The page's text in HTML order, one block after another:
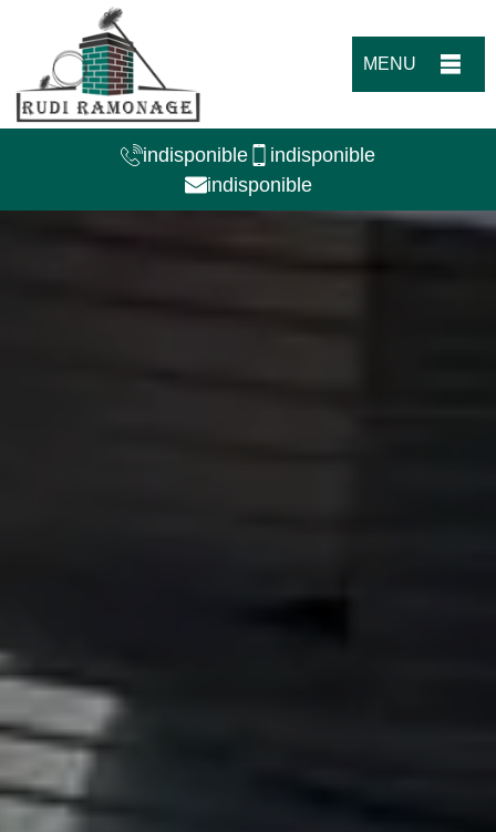
MENU
indisponible
indisponible
indisponible